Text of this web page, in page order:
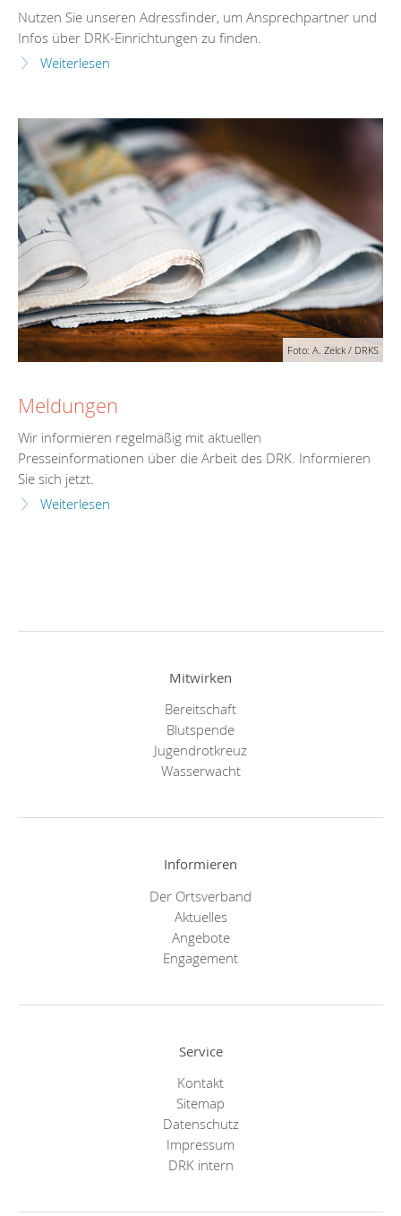
Nutzen Sie unseren Adressfinder, um Ansprechpartner und
Infos über DRK-Einrichtungen zu finden.
Weiterlesen
Foto: A. Zelck / DRKS
Meldungen
Wir informieren regelmäßig mit aktuellen
Presseinformationen über die Arbeit des DRK. Informieren
Sie sich jetzt.
Weiterlesen
Mitwirken
Bereitschaft
Blutspende
Jugendrotkreuz
Wasserwacht
Informieren
Der Ortsverband
Aktuelles
Angebote
Engagement
Service
Kontakt
Sitemap
Datenschutz
Impressum
DRK intern